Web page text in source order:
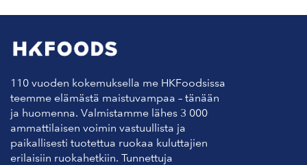
110 vuoden kokemuksella me HKFoodsissa
teemme elämästä maistuvampaa – tänään
ja huomenna. Valmistamme lähes 3 000
ammattilaisen voimin vastuullista ja
paikallisesti tuotettua ruokaa kuluttajien
erilaisiin ruokahetkiin. Tunnettuja